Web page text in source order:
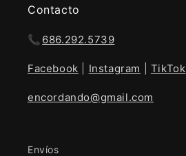
Contacto
📞 686.292.5739
Facebook Instagram TikTok
encordando@gmail.com
Envíos